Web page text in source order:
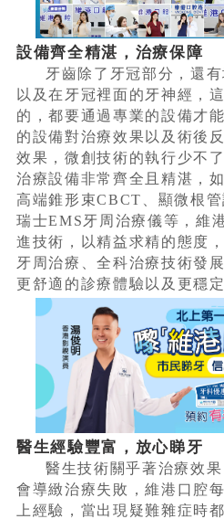
設備齊全精湛，治療保障
牙齒除了牙冠部分，還
以及在牙冠裡面的牙神經，
的，都要通過專業的設備才
的設備對治療效果以及術後
效果，微創技術的執行少不
治療設備非常齊全且精湛，
高端錐形束CBCT、顯微根管
瑞士EMS牙周治療儀等，維
進技術，以精益求精的態度
牙周治療、全科治療技術發
更舒適的診療體驗以及更穩
醫生經驗豐富，放心睇牙
醫生技術關乎著治療效
會導緻治療失敗，維港口腔
上經驗，當出現疑難雜症時